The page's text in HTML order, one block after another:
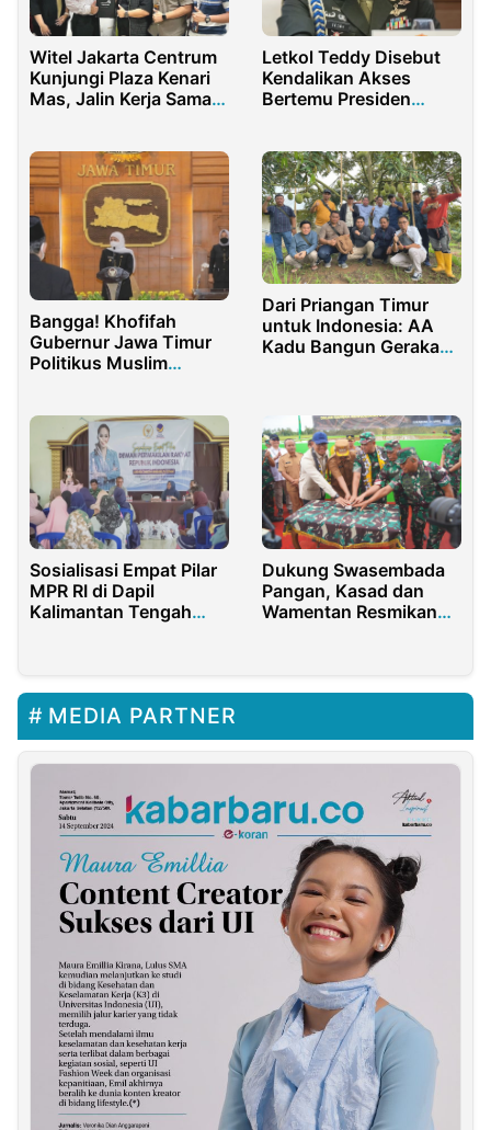
Witel Jakarta Centrum
Kunjungi Plaza Kenari
Mas, Jalin Kerja Sama
Letkol Teddy Disebut
Kendalikan Akses
Bertemu Presiden
Bangga! Khofifah
Gubernur Jawa Timur
Politikus Muslim
Dari Priangan Timur
untuk Indonesia: AA
Kadu Bangun Gerakan
Sosialisasi Empat Pilar
MPR RI di Dapil
Kalimantan Tengah
Dukung Swasembada
Pangan, Kasad dan
Wamentan Resmikan
MEDIA PARTNER